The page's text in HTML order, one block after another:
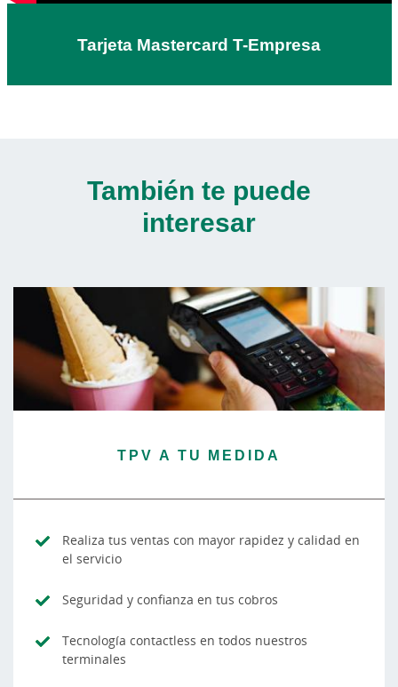
Tarjeta Mastercard T-Empresa
También te puede
interesar
TPV A TU MEDIDA
Realiza tus ventas con mayor rapidez y calidad en
el servicio
Seguridad y confianza en tus cobros
Tecnología contactless en todos nuestros
terminales